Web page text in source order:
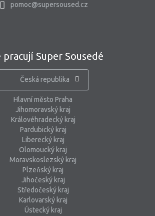
pomoc@supersoused.cz
pracují Super Sousedé
Česká republika
Hlavní město Praha
Jihomoravský kraj
Královéhradecký kraj
Pardubický kraj
Liberecký kraj
Olomoucký kraj
Moravskoslezský kraj
Plzeňský kraj
Jihočeský kraj
Středočeský kraj
Karlovarský kraj
Ústecký kraj